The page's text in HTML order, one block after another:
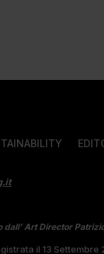
Art Director
il 13